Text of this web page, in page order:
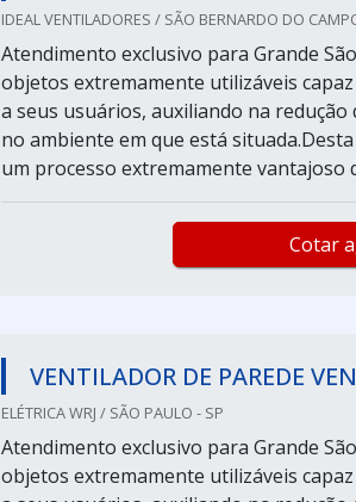
IDEAL VENTILADORES / SÃO BERNARDO DO
Atendimento exclusivo para Grande
objetos extremamente utilizáveis
a seus usuários, auxiliando na
no ambiente em que está
um processo extremamente vantajoso
Cotar
VENTILADOR DE PAREDE
ELÉTRICA WRJ / SÃO PAULO - SP
Atendimento exclusivo para Grande
objetos extremamente utilizáveis